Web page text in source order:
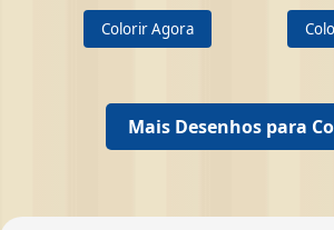
Colorir Agora
Mais Desenhos para